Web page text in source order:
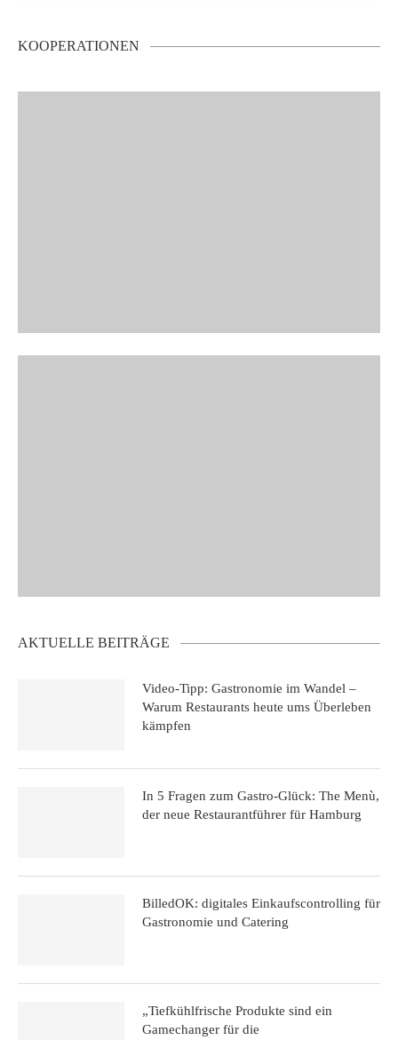
KOOPERATIONEN
AKTUELLE BEITRÄGE
Video-Tipp: Gastronomie im Wandel –
Warum Restaurants heute ums Überleben
kämpfen
In 5 Fragen zum Gastro-Glück: The Menù,
der neue Restaurantführer für Hamburg
BilledOK: digitales Einkaufscontrolling für
Gastronomie und Catering
„Tiefkühlfrische Produkte sind ein
Gamechanger für die